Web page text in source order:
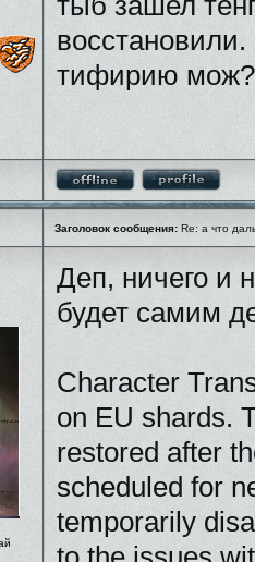
тифирию мож?
Заголовок сообщения: Re: а что
Деп, ничего и
будет самим
Character
on EU shards.
restored after
scheduled for
temporarily